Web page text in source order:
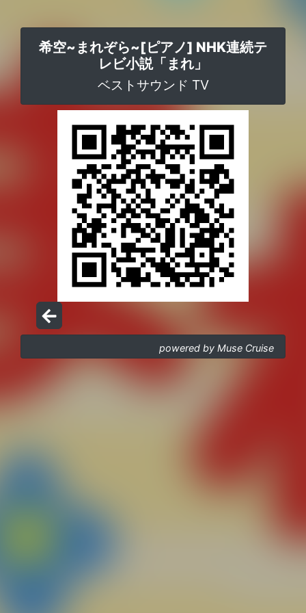
希空~まれぞら~[ピアノ] NHK連続テ
レビ小説「まれ」
ベストサウンド TV
powered by Muse Cruise